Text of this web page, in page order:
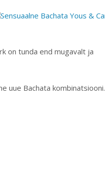
on tunda end mugavalt ja
uue Bachata kombinatsiooni.